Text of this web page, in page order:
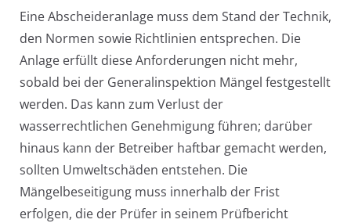
Eine Abscheideranlage muss dem Stand der Technik,
den Normen sowie Richtlinien entsprechen. Die
Anlage erfüllt diese Anforderungen nicht mehr,
sobald bei der Generalinspektion Mängel festgestellt
werden. Das kann zum Verlust der
wasserrechtlichen Genehmigung führen; darüber
hinaus kann der Betreiber haftbar gemacht werden,
sollten Umweltschäden entstehen. Die
Mängelbeseitigung muss innerhalb der Frist
erfolgen, die der Prüfer in seinem Prüfbericht